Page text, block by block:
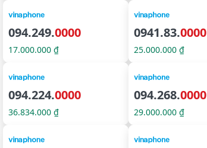
094.249.0000
17.000.000 ₫
0941.83.0000
25.000.000 ₫
094.224.0000
36.834.000 ₫
094.268.0000
29.000.000 ₫